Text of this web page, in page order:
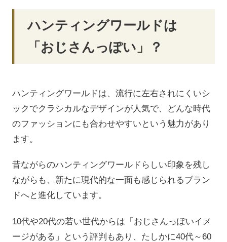
ハンティングワールドは
「おじさんっぽい」？
ハンティングワールドは、流行に左右されにくいシ
ックでクラシカルなデザインが人気で、どんな時代
のファッションにも合わせやすいという魅力があり
ます。
昔ながらのハンティングワールドらしい印象を残し
ながらも、新たに現代的な一面も感じられるブラン
ドへと進化しています。
10代や20代の若い世代からは「おじさんっぽいイメ
ージがある」という評判もあり、たしかに40代～60